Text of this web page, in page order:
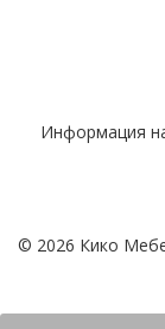
Информация
© 2026 Кико